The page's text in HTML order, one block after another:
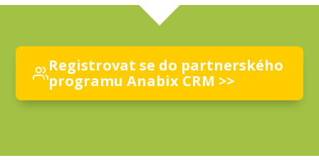
Registrovat se do partnerského
programu Anabix CRM >>